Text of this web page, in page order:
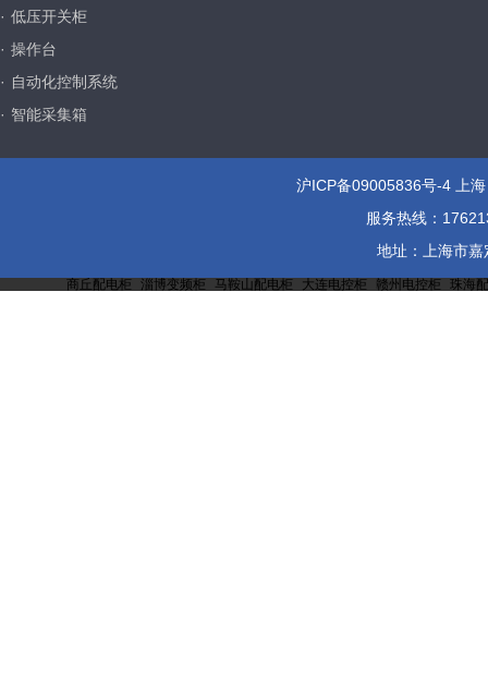
· 低压开关柜
· 操作台
· 自动化控制系统
· 智能采集箱
沪ICP备09005836号-4 上
服务热线：
地址：上海市
商丘配电柜 淄博变频柜 马鞍山配电柜 大连电控柜 赣州电控柜 珠海